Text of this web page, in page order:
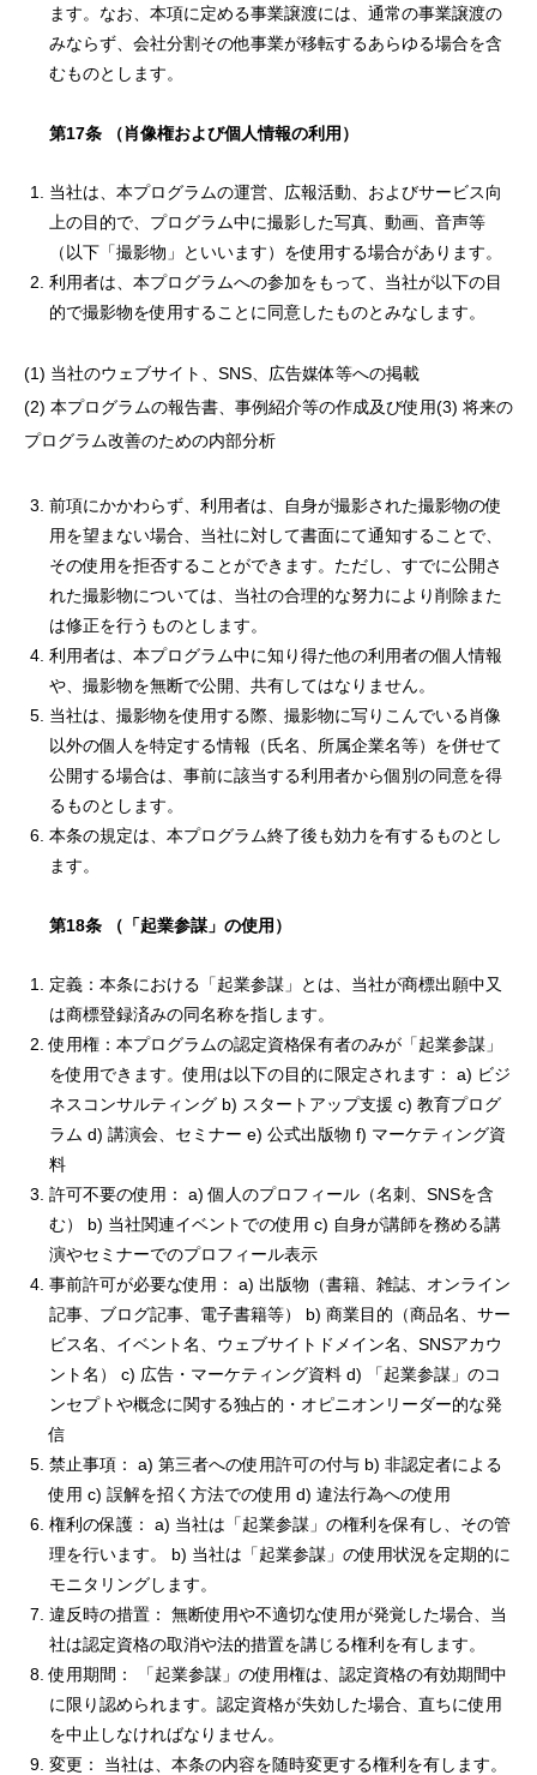
ます。なお、本項に定める事業譲渡には、通常の事業譲渡の
みならず、会社分割その他事業が移転するあらゆる場合を含
むものとします。
第17条 （肖像権および個人情報の利用）
当社は、本プログラムの運営、広報活動、およびサービス向
上の目的で、プログラム中に撮影した写真、動画、音声等
（以下「撮影物」といいます）を使用する場合があります。
利用者は、本プログラムへの参加をもって、当社が以下の目
的で撮影物を使用することに同意したものとみなします。
(1) 当社のウェブサイト、SNS、広告媒体等への掲載
(2) 本プログラムの報告書、事例紹介等の作成及び使用(3) 将来の
プログラム改善のための内部分析
前項にかかわらず、利用者は、自身が撮影された撮影物の使
用を望まない場合、当社に対して書面にて通知することで、
その使用を拒否することができます。ただし、すでに公開さ
れた撮影物については、当社の合理的な努力により削除また
は修正を行うものとします。
利用者は、本プログラム中に知り得た他の利用者の個人情報
や、撮影物を無断で公開、共有してはなりません。
当社は、撮影物を使用する際、撮影物に写りこんでいる肖像
以外の個人を特定する情報（氏名、所属企業名等）を併せて
公開する場合は、事前に該当する利用者から個別の同意を得
るものとします。
本条の規定は、本プログラム終了後も効力を有するものとし
ます。
第18条 （「起業参謀」の使用）
定義：本条における「起業参謀」とは、当社が商標出願中又
は商標登録済みの同名称を指します。
使用権：本プログラムの認定資格保有者のみが「起業参謀」
を使用できます。使用は以下の目的に限定されます： a) ビジ
ネスコンサルティング b) スタートアップ支援 c) 教育プログ
ラム d) 講演会、セミナー e) 公式出版物 f) マーケティング資
料
許可不要の使用： a) 個人のプロフィール（名刺、SNSを含
む） b) 当社関連イベントでの使用 c) 自身が講師を務める講
演やセミナーでのプロフィール表示
事前許可が必要な使用： a) 出版物（書籍、雑誌、オンライン
記事、ブログ記事、電子書籍等） b) 商業目的（商品名、サー
ビス名、イベント名、ウェブサイトドメイン名、SNSアカウ
ント名） c) 広告・マーケティング資料 d) 「起業参謀」のコ
ンセプトや概念に関する独占的・オピニオンリーダー的な発
信
禁止事項： a) 第三者への使用許可の付与 b) 非認定者による
使用 c) 誤解を招く方法での使用 d) 違法行為への使用
権利の保護： a) 当社は「起業参謀」の権利を保有し、その管
理を行います。 b) 当社は「起業参謀」の使用状況を定期的に
モニタリングします。
違反時の措置： 無断使用や不適切な使用が発覚した場合、当
社は認定資格の取消や法的措置を講じる権利を有します。
使用期間： 「起業参謀」の使用権は、認定資格の有効期間中
に限り認められます。認定資格が失効した場合、直ちに使用
を中止しなければなりません。
変更： 当社は、本条の内容を随時変更する権利を有します。